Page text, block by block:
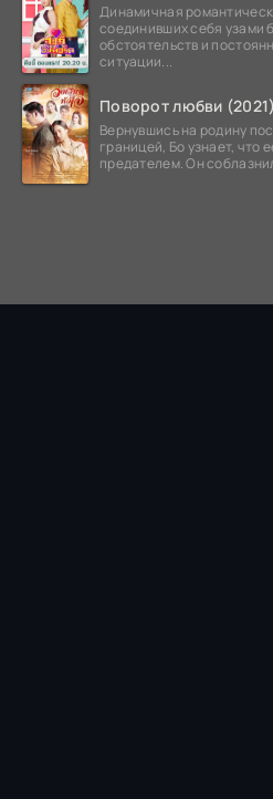
Динамичная
соединивших себя узами
обстоятельств и
ситуации...
Поворот любви (2021)
Вернувшись на родину
границей, Бо узнает, что
предателем. Он